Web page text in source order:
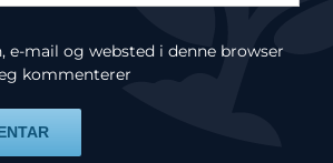
e-mail og websted i denne browser
kommenterer